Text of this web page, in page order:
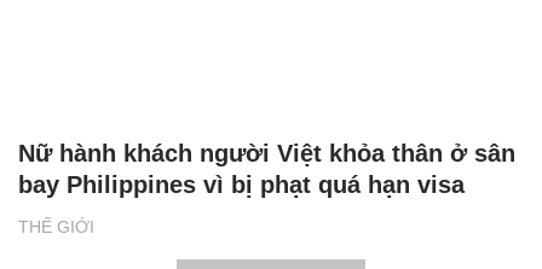
THẾ GIỚI
Nữ hành khách người Việt khỏa thân ở sân
bay Philippines vì bị phạt quá hạn visa